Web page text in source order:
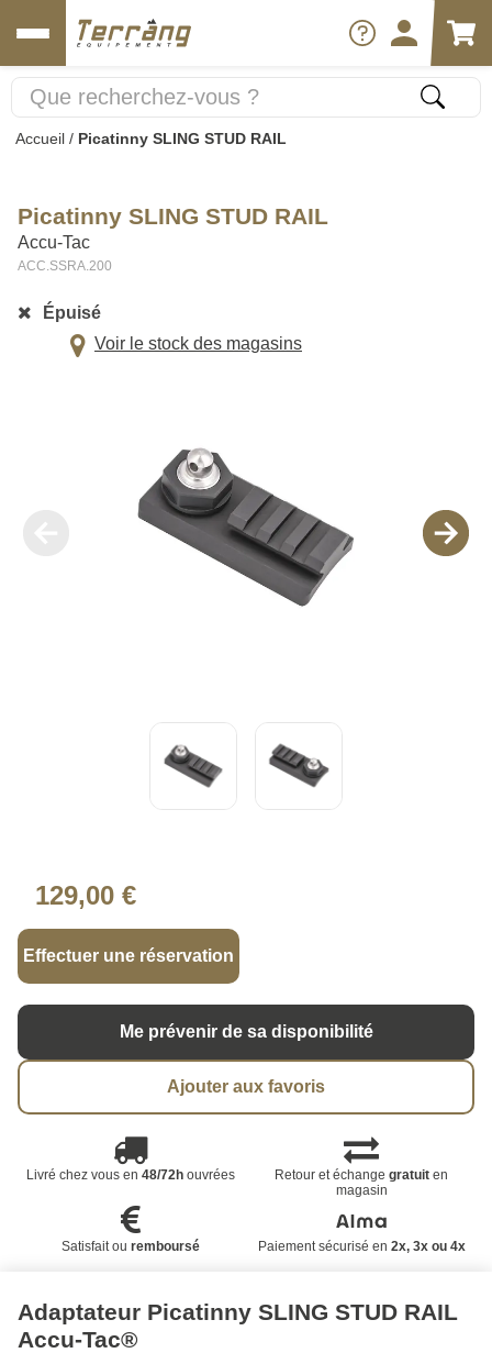
Accueil / Picatinny SLING STUD RAIL
Picatinny SLING STUD RAIL
Accu-Tac
ACC.SSRA.200
Épuisé
Voir le stock des magasins
129,00 €
Effectuer une réservation
Me prévenir de sa disponibilité
Ajouter aux favoris
Livré chez vous en 48/72houvrées Retour et échangegratuit en
magasin
Satisfait ou remboursé Paiement sécurisé en 2x, 3x ou 4x
Adaptateur Picatinny SLING STUD RAIL
Accu-Tac®